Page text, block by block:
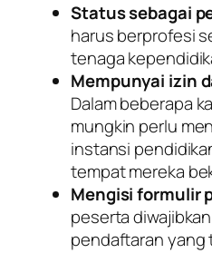
Status sebagai
harus berprofesi
tenaga
Mempunyai izin
Dalam beberapa
mungkin perlu
instansi
tempat mereka
Mengisi formulir
peserta
pendaftaran yang